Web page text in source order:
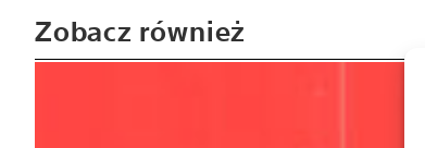
Zobacz również